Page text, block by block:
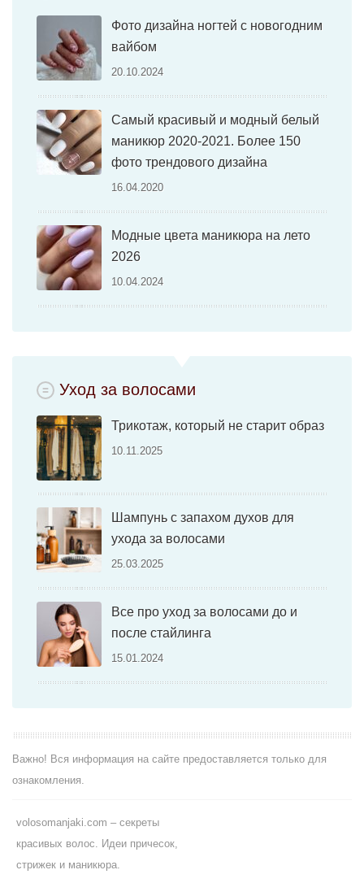
Фото дизайна ногтей с новогодним
вайбом
20.10.2024
Самый красивый и модный белый
маникюр 2020-2021. Более 150
фото трендового дизайна
16.04.2020
Модные цвета маникюра на лето
2026
10.04.2024
Уход за волосами
Трикотаж, который не старит образ
10.11.2025
Шампунь с запахом духов для
ухода за волосами
25.03.2025
Все про уход за волосами до и
после стайлинга
15.01.2024
Важно! Вся информация на сайте предоставляется только для
ознакомления.
volosomanjaki.com – секреты
красивых волос. Идеи причесок,
стрижек и маникюра.